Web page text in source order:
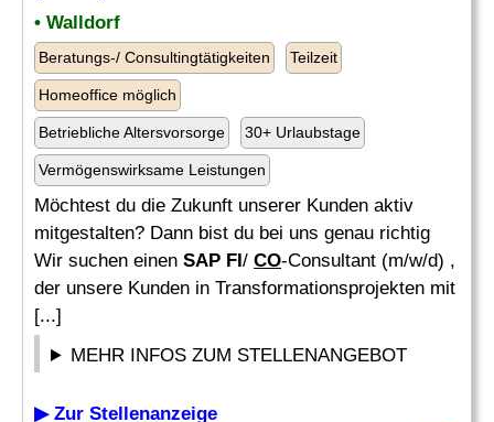
• Walldorf
Beratungs-/ Consultingtätigkeiten Teilzeit
Homeoffice möglich
Betriebliche Altersvorsorge 30+ Urlaubstage
Vermögenswirksame Leistungen
Möchtest du die Zukunft unserer Kunden aktiv
mitgestalten? Dann bist du bei uns genau richtig
Wir suchen einen SAP FI/ CO-Consultant (m/w/d) ,
der unsere Kunden in Transformationsprojekten mit
[...]
MEHR INFOS ZUM STELLENANGEBOT
▶ Zur Stellenanzeige